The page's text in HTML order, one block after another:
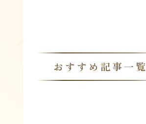
おすすめ記事一覧